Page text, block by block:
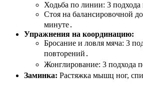
Ходьба по линии: 3 подхода
Стоя на балансировочной
минуте․
Упражнения на координацию:
Бросание и ловля мяча: 3
повторений․
Жонглирование: 3 подхода
Заминка: Растяжка мышц ног,